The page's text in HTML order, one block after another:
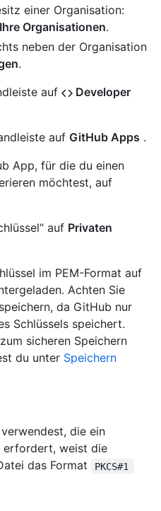
einer Organisation:
Ihre Organisationen.
neben der Organisation
.
auf
Developer
auf GitHub Apps .
App, für die du einen
möchtest, auf
auf Privaten
im PEM-Format auf
Achten Sie
da GitHub nur
Schlüssels speichert.
sicheren Speichern
du unter Speichern
die ein
erfordert, weist die
das Format
PKCS#1